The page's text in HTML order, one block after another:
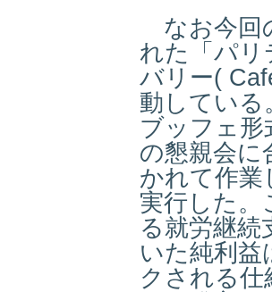
なお今回
れた「パリ
バリー(
動している
ブッフェ
の懇親会に
かれて作業
実行した。
る就労継続
いた純利
クされる